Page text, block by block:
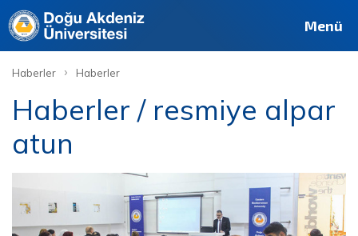
Menü
Haberler › Haberler
Haberler / resmiye alpar
atun